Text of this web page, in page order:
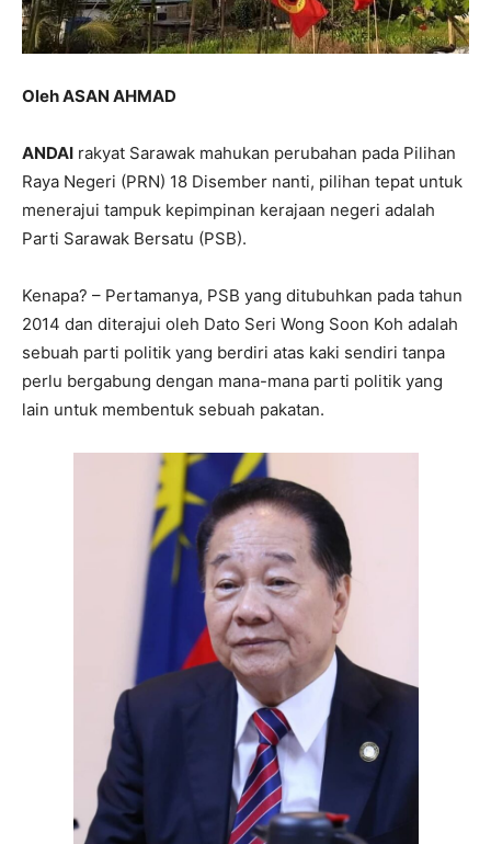
Oleh ASAN AHMAD
ANDAI rakyat Sarawak mahukan perubahan pada Pilihan
Raya Negeri (PRN) 18 Disember nanti, pilihan tepat untuk
menerajui tampuk kepimpinan kerajaan negeri adalah
Parti Sarawak Bersatu (PSB).
Kenapa? – Pertamanya, PSB yang ditubuhkan pada tahun
2014 dan diterajui oleh Dato Seri Wong Soon Koh adalah
sebuah parti politik yang berdiri atas kaki sendiri tanpa
perlu bergabung dengan mana-mana parti politik yang
lain untuk membentuk sebuah pakatan.